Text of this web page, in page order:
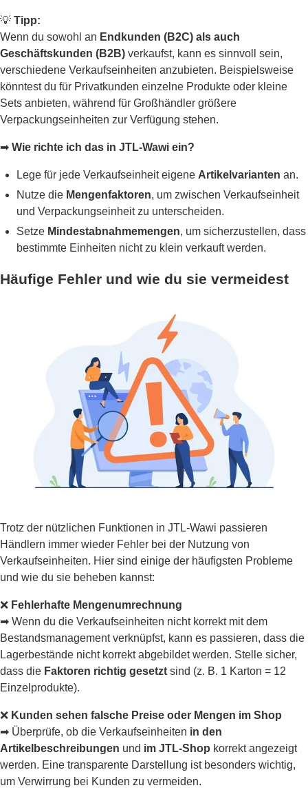
💡 Tipp:
Wenn du sowohl an Endkunden (B2C) als auch
Geschäftskunden (B2B) verkaufst, kann es sinnvoll sein,
verschiedene Verkaufseinheiten anzubieten. Beispielsweise
könntest du für Privatkunden einzelne Produkte oder kleine
Sets anbieten, während für Großhändler größere
Verpackungseinheiten zur Verfügung stehen.
➡ Wie richte ich das in JTL-Wawi ein?
Lege für jede Verkaufseinheit eigene Artikelvarianten an.
Nutze die Mengenfaktoren, um zwischen Verkaufseinheit
und Verpackungseinheit zu unterscheiden.
Setze Mindestabnahmemengen, um sicherzustellen, dass
bestimmte Einheiten nicht zu klein verkauft werden.
Häufige Fehler und wie du sie vermeidest
Trotz der nützlichen Funktionen in JTL-Wawi passieren
Händlern immer wieder Fehler bei der Nutzung von
Verkaufseinheiten. Hier sind einige der häufigsten Probleme
und wie du sie beheben kannst:
❌ Fehlerhafte Mengenumrechnung
➡ Wenn du die Verkaufseinheiten nicht korrekt mit dem
Bestandsmanagement verknüpfst, kann es passieren, dass die
Lagerbestände nicht korrekt abgebildet werden. Stelle sicher,
dass die Faktoren richtig gesetzt sind (z. B. 1 Karton = 12
Einzelprodukte).
❌ Kunden sehen falsche Preise oder Mengen im Shop
➡ Überprüfe, ob die Verkaufseinheiten in den
Artikelbeschreibungen und im JTL-Shop korrekt angezeigt
werden. Eine transparente Darstellung ist besonders wichtig,
um Verwirrung bei Kunden zu vermeiden.